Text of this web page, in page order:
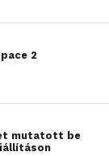
2
mutatott be